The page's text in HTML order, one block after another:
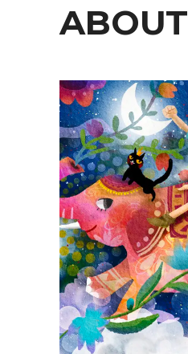
ABOUT